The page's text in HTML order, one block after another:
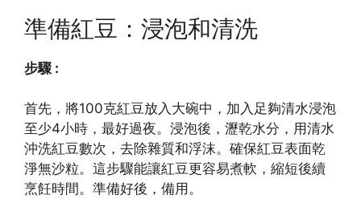
準備紅豆：浸泡和清洗
步驟 :
首先，將100克紅豆放入大碗中，加入足夠清水浸泡
至少4小時，最好過夜。浸泡後，瀝乾水分，用清水
沖洗紅豆數次，去除雜質和浮沫。確保紅豆表面乾
淨無沙粒。這步驟能讓紅豆更容易煮軟，縮短後續
烹飪時間。準備好後，備用。